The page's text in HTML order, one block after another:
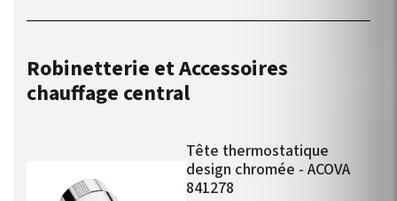
Robinetterie et Accessoires
chauffage central
Tête thermostatique
design chromée - ACOVA
841278